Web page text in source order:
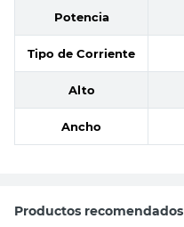
Potencia
Tipo de Corriente
Alto
Ancho
Productos recomendados